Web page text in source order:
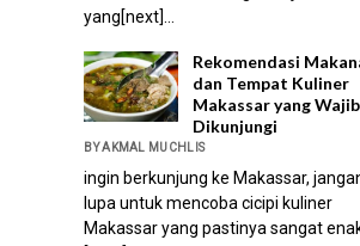
yang[next]...
Rekomendasi
dan Tempat Kuliner
Makassar yang Wajib
Dikunjungi
BY AKMAL MUCHLIS
ingin berkunjung ke Makassar,
lupa untuk mencoba cicipi kuliner
Makassar yang pastinya sangat